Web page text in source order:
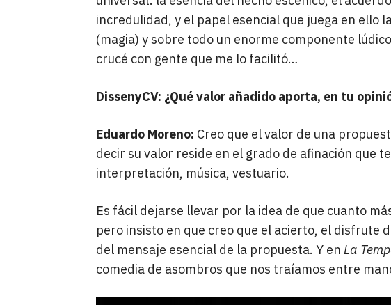
incredulidad, y el papel esencial que juega en ello
(magia) y sobre todo un enorme componente
crucé con gente que me lo facilitó…
DissenyCV: ¿Qué valor añadido aporta, en tu
Eduardo Moreno: Creo que el valor de una
decir su valor reside en el grado de afinación que
interpretación, música, vestuario.
Es fácil dejarse llevar por la idea de que cuanto
pero insisto en que creo que el acierto, el disfrute
del mensaje esencial de la propuesta. Y en La
comedia de asombros que nos traíamos entre